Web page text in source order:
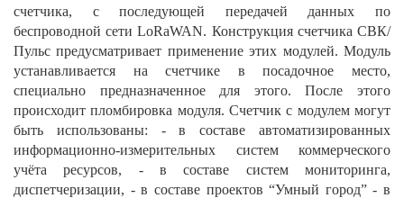
счетчика, с последующей передачей данных по
беспроводной сети LoRaWAN. Конструкция счетчика СВК/
Пульс предусматривает применение этих модулей. Модуль
устанавливается на счетчике в посадочное место,
специально предназначенное для этого. После этого
происходит пломбировка модуля. Счетчик с модулем могут
быть использованы: - в составе автоматизированных
информационно-измерительных систем коммерческого
учёта ресурсов, - в составе систем мониторинга,
диспетчеризации, - в составе проектов “Умный город” - в